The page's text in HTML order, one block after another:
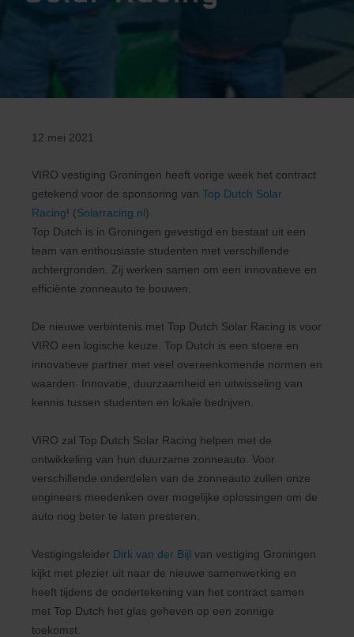
12 mei 2021
VIRO vestiging Groningen heeft vorige week het contract
getekend voor de sponsoring van Top Dutch Solar
Racing! (Solarracing.nl)
Top Dutch is in Groningen gevestigd en bestaat uit een
team van enthousiaste studenten met verschillende
achtergronden. Zij werken samen om een innovatieve en
efficiënte zonneauto te bouwen.
De nieuwe verbintenis met Top Dutch Solar Racing is voor
VIRO een logische keuze. Top Dutch is een stoere en
innovatieve partner met veel overeenkomende normen en
waarden. Innovatie, duurzaamheid en uitwisseling van
kennis tussen studenten en lokale bedrijven.
VIRO zal Top Dutch Solar Racing helpen met de
ontwikkeling van hun duurzame zonneauto. Voor
verschillende onderdelen van de zonneauto zullen onze
engineers meedenken over mogelijke oplossingen om de
auto nog beter te laten presteren.
Vestigingsleider Dirk van der Bijl van vestiging Groningen
kijkt met plezier uit naar de nieuwe samenwerking en
heeft tijdens de ondertekening van het contract samen
met Top Dutch het glas geheven op een zonnige
toekomst.